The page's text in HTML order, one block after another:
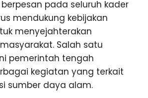
pada seluruh kader
mendukung kebijakan
menyejahterakan
Salah satu
pemerintah tengah
kegiatan yang terkait
sumber daya alam.